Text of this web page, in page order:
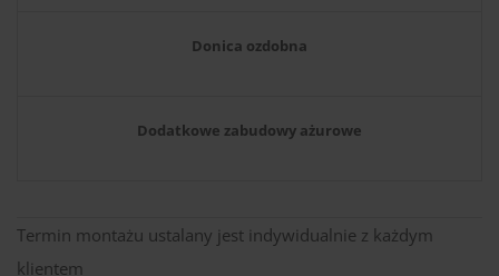
Donica ozdobna
Dodatkowe zabudowy ażurowe
Termin montażu ustalany jest indywidualnie z każdym
klientem